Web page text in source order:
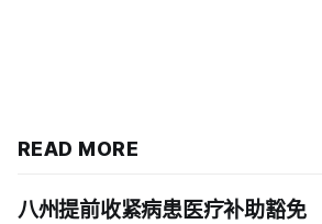
READ MORE
八州提前收紧病患医疗补助豁免